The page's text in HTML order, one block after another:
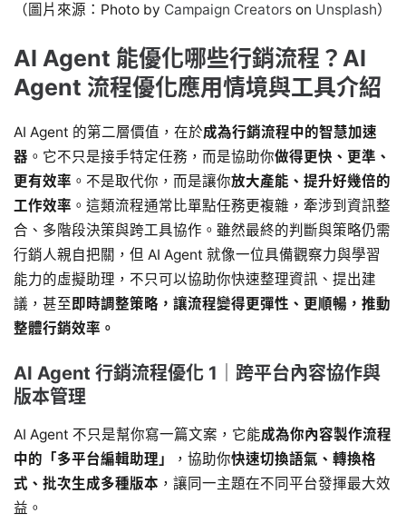
（圖片來源：Photo by Campaign Creators on Unsplash）
AI Agent 能優化哪些行銷流程？AI
Agent 流程優化應用情境與工具介紹
AI Agent 的第二層價值，在於成為行銷流程中的智慧加速
器 。它不只是接手特定任務，而是協助你做得更快、更準、
更有效率 。不是取代你，而是讓你放大產能、提升好幾倍的
工作效率 。這類流程通常比單點任務更複雜，牽涉到資訊整
合、多階段決策與跨工具協作。雖然最終的判斷與策略仍需
行銷人親自把關，但 AI Agent 就像一位具備觀察力與學習
能力的虛擬助理，不只可以協助你快速整理資訊、提出建
議，甚至 即時調整策略，讓流程變得更彈性、更順暢，推動
整體行銷效率。
AI Agent 行銷流程優化 1｜跨平台內容協作與
版本管理
AI Agent 不只是幫你寫一篇文案，它能成為你內容製作流程
中的「多平台編輯助理」
，協助你快速切換語氣、轉換格
式、批次生成多種版本 ，讓同一主題在不同平台發揮最大效
益。